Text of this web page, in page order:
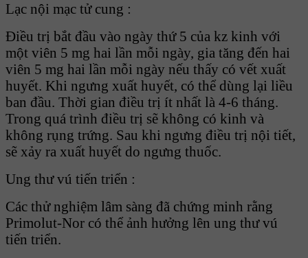
Lạc nội mạc tử cung :
Điều trị bắt đầu vào ngày thứ 5 của kz kinh với
một viên 5 mg hai lần mỗi ngày, gia tăng đến hai
viên 5 mg hai lần mỗi ngày nếu thấy có vết xuất
huyết. Khi ngưng xuất huyết, có thể dùng lại liều
ban đầu. Thời gian điều trị ít nhất là 4-6 tháng.
Trong quá trình điều trị sẽ không có kinh và
không rụng trứng. Sau khi ngưng điều trị nội tiết,
sẽ xảy ra xuất huyết do ngưng thuốc.
Ung thư vú tiến triển :
Các thử nghiệm lâm sàng đã chứng minh rằng
Primolut-Nor có thể ảnh hưởng lên ung thư vú
tiến triển.